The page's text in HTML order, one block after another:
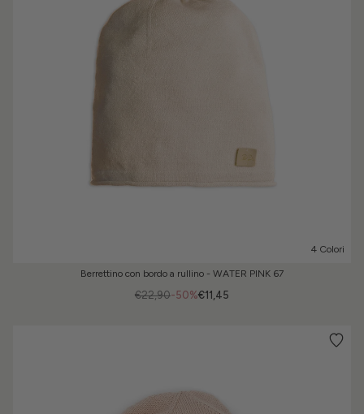
4 Colori
Berrettino con bordo a rullino - WATER PINK 67
-50%
€22,90 €11,45